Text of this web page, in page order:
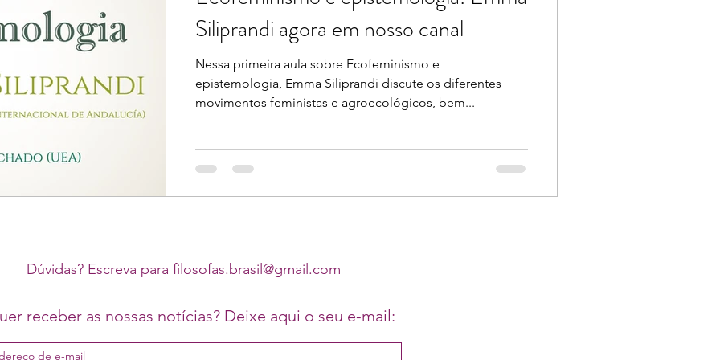
Siliprandi agora em nosso canal
Nessa primeira aula sobre Ecofeminismo e
epistemologia, Emma Siliprandi discute os diferentes
movimentos feministas e agroecológicos, bem...
Dúvidas? Escreva para filosofas.brasil@gmail.com
receber as nossas notícias? Deixe aqui o seu e-mail: